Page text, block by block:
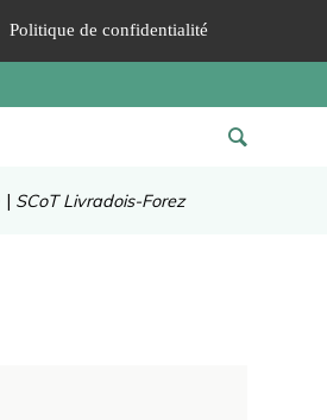
| SCoT Livradois-Forez
Politique de confidentialité